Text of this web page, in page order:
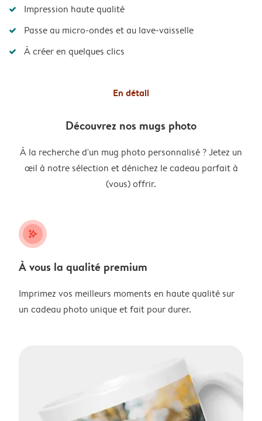
Impression haute qualité
Passe au micro-ondes et au lave-vaisselle
À créer en quelques clics
En détail
Découvrez nos mugs photo
À la recherche d'un mug photo personnalisé ? Jetez un
œil à notre sélection et dénichez le cadeau parfait à
(vous) offrir.
stars_plus
À vous la qualité premium
Imprimez vos meilleurs moments en haute qualité sur
un cadeau photo unique et fait pour durer.